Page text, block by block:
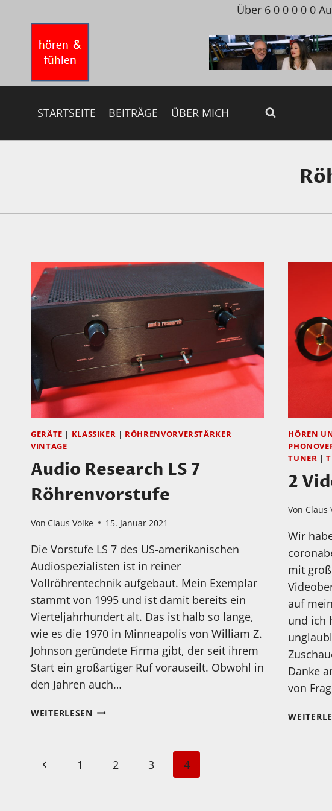
springen
Über 6 0 0 0 0 0
STARTSEITE BEITRÄGE ÜBER MICH
GERÄTE | KLASSIKER | RÖHRENVORVERSTÄRKER |
VINTAGE
Audio Research LS 7
Röhrenvorstufe
Von Claus Volke 15. Januar 2021
Die Vorstufe LS 7 des US-amerikanischen
Audiospezialisten ist in reiner
Vollröhrentechnik aufgebaut. Mein Exemplar
stammt von 1995 und ist damit bereits ein
Vierteljahrhundert alt. Das ist halb so lange,
wie es die 1970 in Minneapolis von William Z.
Johnson geründete Firma gibt, der seit ihrem
Start ein großartiger Ruf vorauseilt. Obwohl in
den Jahren auch…
WEITERLESENAUDIO
RÖHRENVORSTUFE
HÖREN
TUNER |
2
Von Claus
Wir
mit
auf
und ich
Danke
von
Seitennavigation
Vorherige
1 2 3 4